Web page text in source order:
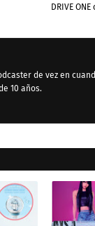
DRIVE
de vez en
10 años.